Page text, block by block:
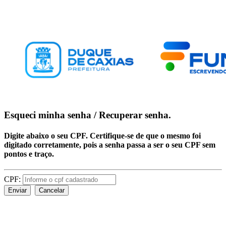
Esqueci minha senha / Recuperar senha.
Digite abaixo o seu CPF. Certifique-se de que o mesmo foi
digitado corretamente, pois a senha passa a ser o seu CPF sem
pontos e traço.
CPF:
Enviar Cancelar